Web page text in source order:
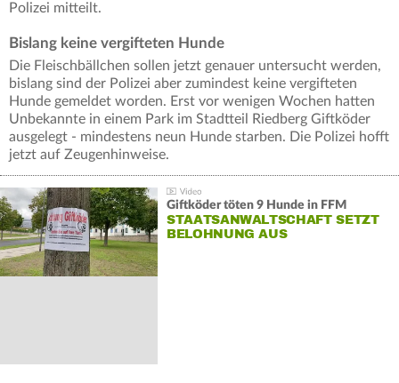
Polizei mitteilt.
Bislang keine vergifteten Hunde
Die Fleischbällchen sollen jetzt genauer untersucht werden,
bislang sind der Polizei aber zumindest keine vergifteten
Hunde gemeldet worden. Erst vor wenigen Wochen hatten
Unbekannte in einem Park im Stadtteil Riedberg Giftköder
ausgelegt - mindestens neun Hunde starben. Die Polizei hofft
jetzt auf Zeugenhinweise.
Giftköder töten 9 Hunde in FFM
STAATSANWALTSCHAFT SETZT
BELOHNUNG AUS